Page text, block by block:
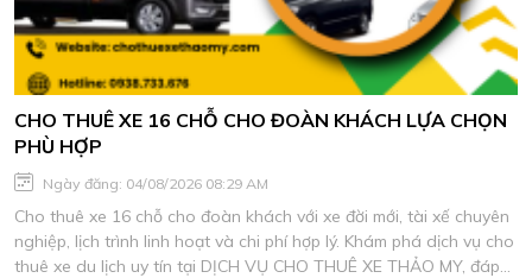
CHO THUÊ XE 16 CHỖ CHO ĐOÀN KHÁCH LỰA CHỌN
PHÙ HỢP
Ngày đăng: 04/08/2026 08:29 AM
Cho thuê xe 16 chỗ cho đoàn khách với xe đời mới, tài xế chuyên
nghiệp, lịch trình linh hoạt và chi phí hợp lý. Khám phá dịch vụ cho
thuê xe du lịch uy tín tại DỊCH VỤ CHO THUÊ XE THẢO MY, đáp